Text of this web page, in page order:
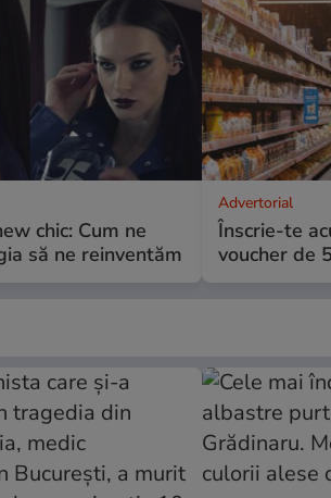
chic: Cum ne
să ne reinventăm
Advertorial
Înscrie-te
voucher de